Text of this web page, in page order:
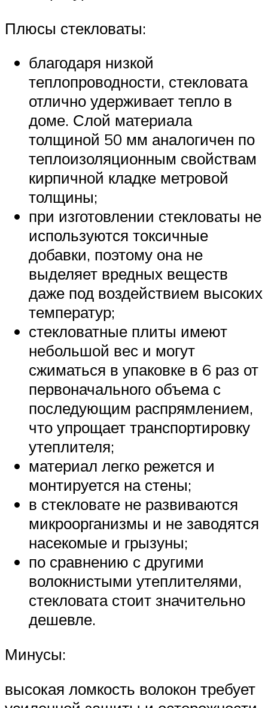
Плюсы стекловаты:
благодаря низкой
теплопроводности, стекловата
отлично удерживает тепло в
доме. Слой материала
толщиной 50 мм аналогичен по
теплоизоляционным свойствам
кирпичной кладке метровой
толщины;
при изготовлении стекловаты не
используются токсичные
добавки, поэтому она не
выделяет вредных веществ
даже под воздействием высоких
температур;
стекловатные плиты имеют
небольшой вес и могут
сжиматься в упаковке в 6 раз от
первоначального объема с
последующим распрямлением,
что упрощает транспортировку
утеплителя;
материал легко режется и
монтируется на стены;
в стекловате не развиваются
микроорганизмы и не заводятся
насекомые и грызуны;
по сравнению с другими
волокнистыми утеплителями,
стекловата стоит значительно
дешевле.
Минусы:
высокая ломкость волокон требует